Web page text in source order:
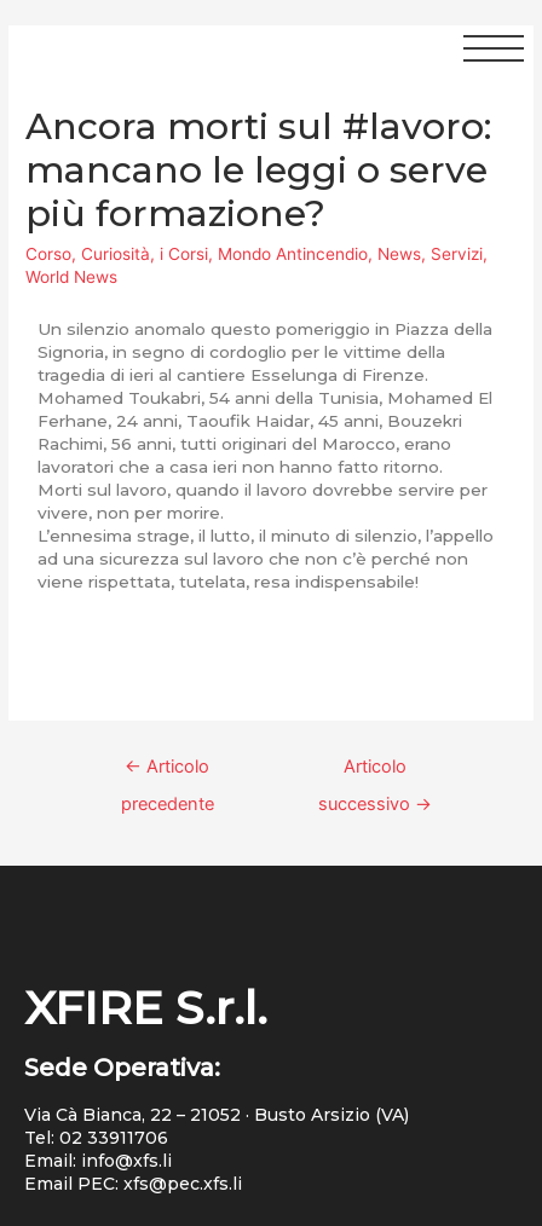
Ancora morti sul #lavoro:
mancano le leggi o serve
più formazione?
Corso,Curiosità, i Corsi, Mondo Antincendio, News, Servizi,
World News
Un silenzio anomalo questo pomeriggio in Piazza della
Signoria, in segno di cordoglio per le vittime della
tragedia di ieri al cantiere Esselunga di Firenze.
Mohamed Toukabri, 54 anni della Tunisia, Mohamed El
Ferhane, 24 anni, Taoufik Haidar, 45 anni, Bouzekri
Rachimi, 56 anni, tutti originari del Marocco, erano
lavoratori che a casa ieri non hanno fatto ritorno.
Morti sul lavoro, quando il lavoro dovrebbe servire per
vivere, non per morire.
L’ennesima strage, il lutto, il minuto di silenzio, l’appello
ad una sicurezza sul lavoro che non c’è perché non
viene rispettata, tutelata, resa indispensabile!
← Articolo
precedente
Articolo
successivo →
XFIRE S.r.l.
Sede Operativa:
Via Cà Bianca, 22 – 21052 · Busto Arsizio (VA)
Tel: 02 33911706
Email: info@xfs.li
Email PEC: xfs@pec.xfs.li